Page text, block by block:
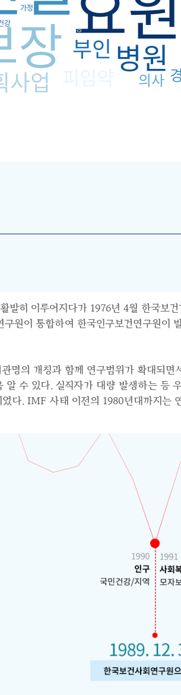
장 병원
사업
부인
의사
가정
강 인공
히 이루어지다가 1976년 4월 한국보
원이 통합하여 한국인구보건연구원이
명의 개칭과 함께 연구범위가 확대되
수 있다. 실직자가 대량 발생하는 등
다. IMF 사태 이전의 1980년대까지는